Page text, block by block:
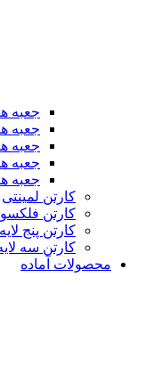
جعبه
جعبه
جعبه
جعبه
جعبه
کارتن لمینتی
کارتن
کارتن پنج لایه
کارتن سه
محصولات آماده